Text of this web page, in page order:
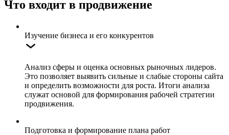
Что входит в продвижение
Изучение бизнеса и его конкурентов
Анализ сферы и оценка основных рыночных лидеров.
Это позволяет выявить сильные и слабые стороны сайта
и определить возможности для роста. Итоги анализа
служат основой для формирования рабочей стратегии
продвижения.
Подготовка и формирование плана работ